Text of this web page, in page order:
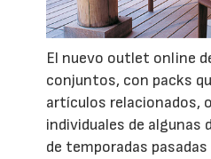
El nuevo outlet online
conjuntos, con packs
artículos relacionados,
individuales de algunas
de temporadas pasadas